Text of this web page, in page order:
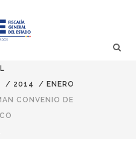
/ 2014 / ENERO
CONVENIO DE